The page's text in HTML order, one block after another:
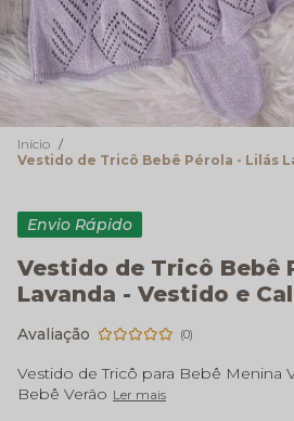
Início
Vestido de Tricô Bebê Pérola - Lilás
Envio Rápido
Vestido de Tricô Bebê
Lavanda - Vestido e
(0)
Vestido de Tricô para Bebê Menina
Bebê Verão Ler mais